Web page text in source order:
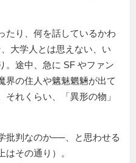
たり、何を話しているかわ
大学人とは思えない、い
。途中、急に SF やファン
界の住人や魑魅魍魎が出て
れくらい、「異形の物」
批判なのか──、と思わせる
その通り）。